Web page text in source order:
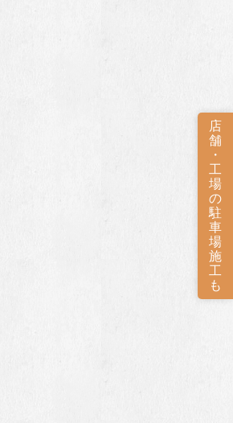
店
舗
・
工
場
の
駐
車
場
施
工
も